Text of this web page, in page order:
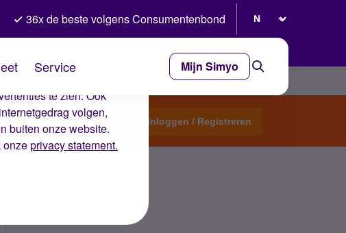
dat je ervaring op de
te zien. Ook
volgen,
buiten onze website.
onzeprivacy statement.
36x de beste volgens Consumentenbond
Service Mijn Simyo
Start een topic Inloggen / Registreren